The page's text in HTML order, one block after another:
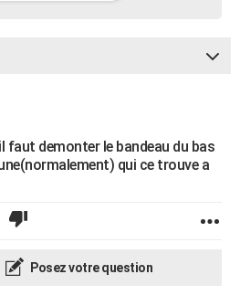
faut demonter le bandeau du bas
qui ce trouve a
Posez votre question